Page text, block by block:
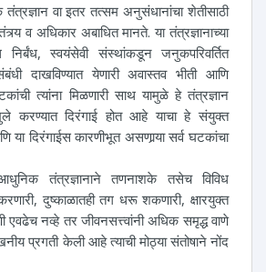
वा इतर तत्सम अनुसंधानांचा शेतीसाठी
व अधिकार अबाधित मानते. या तंत्रज्ञानाच्या
निर्बंध, स्वयंसेवी संस्थांकडून जनुकपरिवर्तित
दाखविण्यात येणारी अवास्तव भीती आणि
त्यांना मिळणारी साथ यामुळे हे तंत्रज्ञान
खुले करण्यात दिरंगाई होत आहे याचा हे संयुक्त
दिरंगाईस कारणीभूत असणार्‍या सर्व घटकांचा
तंत्रज्ञानाने तणनाशके तसेच विविध
दुष्काळातही तग धरू शकणारी, क्षारयुक्त
एवढेच नव्हे तर जीवनसत्त्वांनी अधिक समृद्ध वाणे
प्रगती केली आहे त्याची मोठ्या संतोषाने नोंद